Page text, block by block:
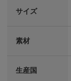
サイズ
素材
生産国